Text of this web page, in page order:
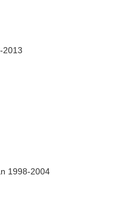
2013
1998-2004